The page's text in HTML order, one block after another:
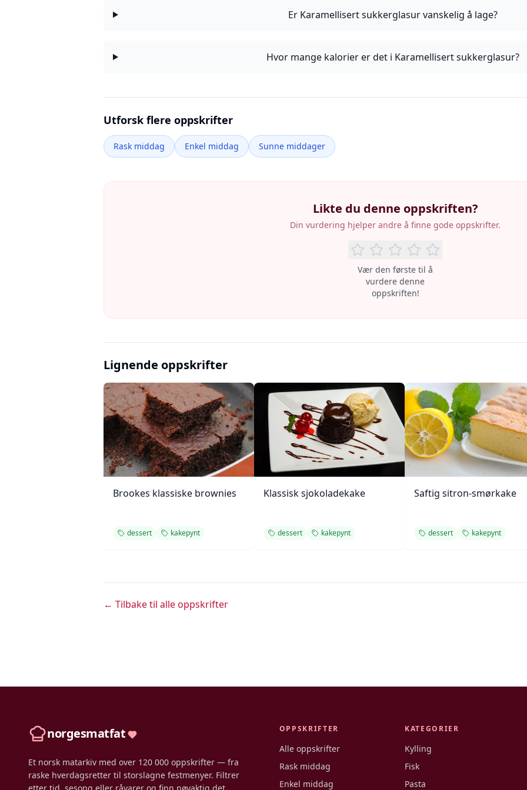
Er Karamellisert sukkerglasur vanskelig å lage?
Hvor mange kalorier er det i Karamellisert sukkerglasur?
Utforsk flere oppskrifter
Rask middag Enkel middag Sunne middager
Likte du denne oppskriften?
Din vurdering hjelper andre å finne gode oppskrifter.
Vær den første til å
vurdere denne
oppskriften!
Lignende oppskrifter
Brookes klassiske brownies
dessert kakepynt
Klassisk sjokoladekake
dessert kakepynt
Saftig sitron-smørkake
dessert kakepynt
← Tilbake til alle oppskrifter
norgesmatfat
Et norsk matarkiv med over 120 000 oppskrifter — fra
raske hverdagsretter til storslagne festmenyer. Filtrer
OPPSKRIFTER
Alle oppskrifter
Rask middag
Enkel middag
KATEGORIER
Kylling
Fisk
Pasta